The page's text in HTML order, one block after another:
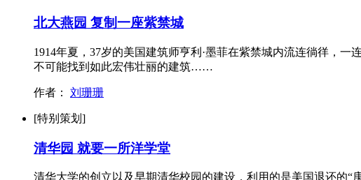
北大燕园 复制一座紫禁城
1914年夏，37岁的美国建筑师亨利·墨菲在紫禁城内流连徜徉，
不可能找到如此宏伟壮丽的建筑……
作者： 刘珊珊
[特别策划]
清华园 就要一所洋学堂
清华大学的创立以及早期清华校园的建设，利用的是美国退还的